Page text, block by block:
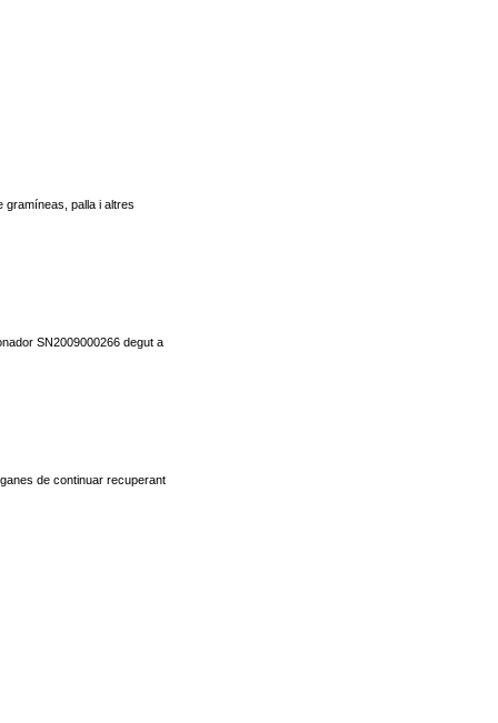
gramíneas, palla i altres
SN2009000266 degut a
de continuar recuperant